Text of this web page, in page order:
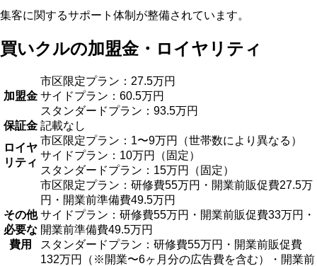
集客に関するサポート体制 が整備されています。
買いクルの加盟金・ロイヤリティ
加盟金
市区限定プラン：27.5万円
サイドプラン：60.5万円
スタンダードプラン：93.5万円
保証金 記載なし
ロイヤ
リティ
市区限定プラン：1〜9万円（世帯数により異なる）
サイドプラン：10万円（固定）
スタンダードプラン：15万円（固定）
その他
必要な
費用
市区限定プラン：研修費55万円・開業前販促費27.5万
円・開業前準備費49.5万円
サイドプラン：研修費55万円・開業前販促費33万円・
開業前準備費49.5万円
スタンダードプラン：研修費55万円・開業前販促費
132万円（※開業〜6ヶ月分の広告費を含む）・開業前